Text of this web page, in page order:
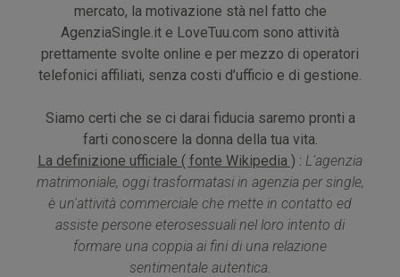
mercato, la motivazione stà nel fatto che
AgenziaSingle.it e LoveTuu.com sono attività
prettamente svolte online e per mezzo di operatori
telefonici affiliati, senza costi d’ufficio e di gestione.
Siamo certi che se ci darai fiducia saremo pronti a
farti conoscere la donna della tua vita.
La definizione ufficiale ( fonte Wikipedia ) : L'agenzia
matrimoniale, oggi trasformatasi in agenzia per single,
è un'attività commerciale che mette in contatto ed
assiste persone eterosessuali nel loro intento di
formare una coppia ai fini di una relazione
sentimentale autentica.